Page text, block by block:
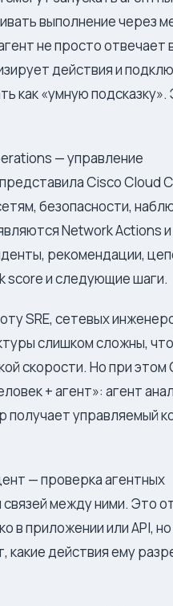
выполнение через
не просто отвечает
действия и
как «умную подсказку».
— управление
Cisco Cloud
безопасности,
Network Actions
рекомендации,
score и следующие шаги.
SRE, сетевых
слишком сложны,
скорости. Но при этом
+ агент»: агент
получает управляемый
— проверка агентных
между ними. Это
приложении или API, но
какие действия ему